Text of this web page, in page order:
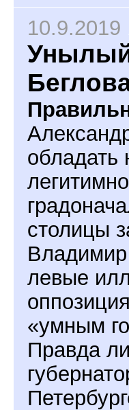
10.9.2019
столицы
Владимир
левые
«умным
Правда